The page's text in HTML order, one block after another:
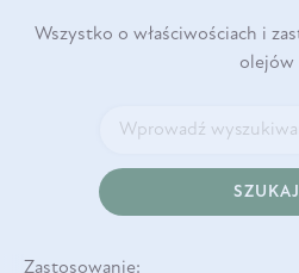
Wszystko o właściwościach i
olejów
SZUKAJ
Zastosowanie: